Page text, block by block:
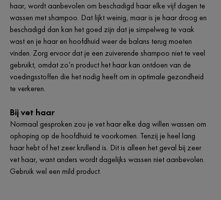
haar, wordt aanbevolen om beschadigd haar elke vijf dagen te
wassen met shampoo. Dat lijkt weinig, maar is je haar droog en
beschadigd dan kan het goed zijn dat je simpelweg te vaak
wast en je haar en hoofdhuid weer de balans terug moeten
vinden. Zorg ervoor dat je een zuiverende shampoo niet te veel
gebruikt, omdat zo’n product het haar kan ontdoen van de
voedingsstoffen die het nodig heeft om in optimale gezondheid
te verkeren.
Bij vet haar
Normaal gesproken zou je vet haar elke dag willen wassen om
ophoping op de hoofdhuid te voorkomen. Tenzij je heel lang
haar hebt of het zeer krullend is. Dit is alleen het geval bij zeer
vet haar, want anders wordt dagelijks wassen niet aanbevolen.
Gebruik wel een mild product.